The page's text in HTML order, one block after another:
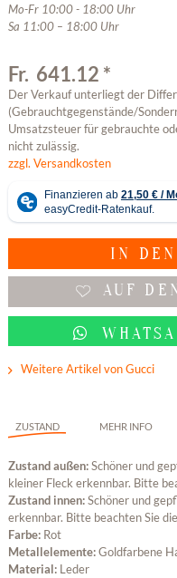
Mo-Fr 10:00 - 18:00 Uhr
Sa 11:00 – 18:00 Uhr
Fr. 641.12 *
Der Verkauf unterliegt der
(Gebrauchtgegenstände/
Umsatzsteuer für gebrauchte
nicht zulässig.
zzgl. Versandkosten
IN DEN
AUF
Weitere Artikel von Gucci
ZUSTAND MEHR INFO
Zustand außen:Schöner und
kleiner Fleck erkennbar. Bitte
Zustand innen:Schöner und
erkennbar. Bitte beachten Sie
Farbe: Rot
Metallelemente:Goldfarbene
Material: Leder